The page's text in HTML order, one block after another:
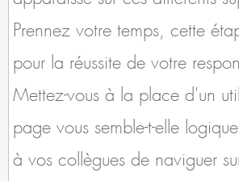
Prennez votre temps, cette
pour la réussite de votre
Mettez-vous à la place d'un
page vous semble-t-elle
à vos collègues de naviguer